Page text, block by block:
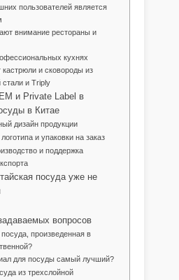
пользователей является
внимание рестораны и
кухнях
кастрюли и сковороды из
и Triply
и Private Label в
в Китае
дизайн продукции
и упаковки на заказ
и поддержка
посуда уже не
вопросов
произведенная в
для посуды самый лучший?
из трехслойной